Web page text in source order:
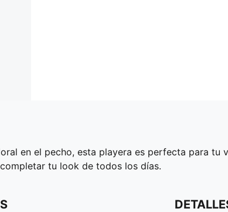
en el pecho, esta playera es perfecta para
tu look de todos los días.